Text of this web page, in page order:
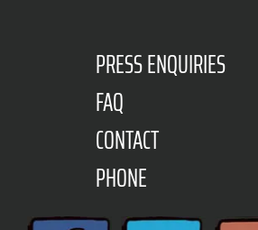
PRESS ENQUIRIES
FAQ
CONTACT
PHONE